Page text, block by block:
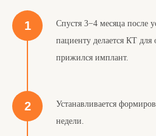
Спустя 3−4 месяца после
пациенту делается КТ
прижился имплант.
Устанавливается
недели.